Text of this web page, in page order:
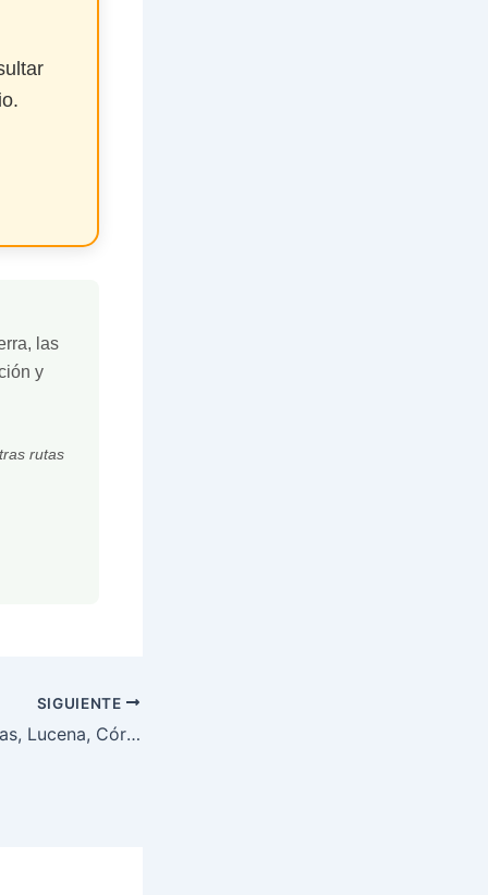
las
y
rutas
SIGUIENTE
Fiestas Aracelitanas, Lucena, Córdoba